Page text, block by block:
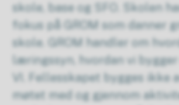
skole, base og SFO. Skolen
fokus på GROM som danner
skole. GROM handler om
læringssyn, hvordan vi
VI. Fellesskapet bygges ikke
møtet med og gjennom